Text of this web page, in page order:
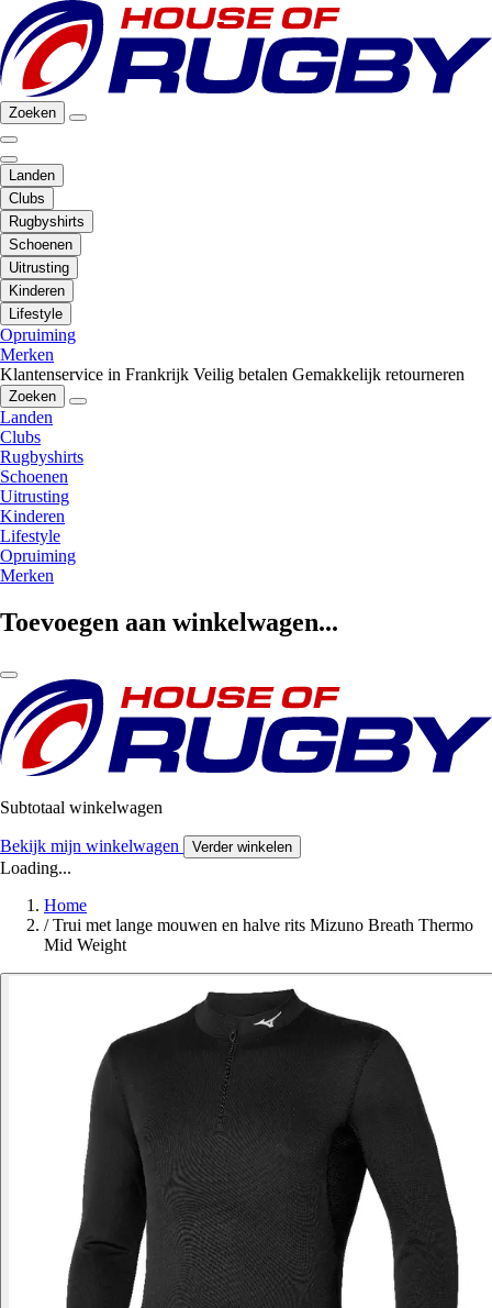
Zoeken
Landen
Clubs
Rugbyshirts
Schoenen
Uitrusting
Kinderen
Lifestyle
Opruiming
Merken
Klantenservice in Frankrijk Veilig betalen Gemakkelijk retourneren
Zoeken
Landen
Clubs
Rugbyshirts
Schoenen
Uitrusting
Kinderen
Lifestyle
Opruiming
Merken
Toevoegen aan winkelwagen...
Subtotaal winkelwagen
Bekijk mijn winkelwagen Verder winkelen
Loading...
Home
/ Trui met lange mouwen en halve rits Mizuno Breath Thermo
Mid Weight